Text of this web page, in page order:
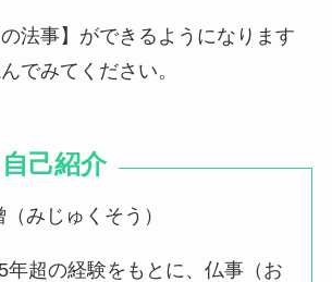
法事】ができるようになります
でみてください。
己紹介
みじゅくそう）
年超の経験をもとに、仏事（お